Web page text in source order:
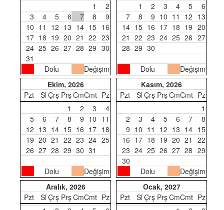
1
2
3
4 5 6 7 8
9
10 11 12 13 14 15 16
17 18 19 20 21 22 23
24 25 26 27 28 29 30
31
Dolu
Değişim
1
2 3 4 5
6
7
8 9 10 11 12 13
14 15 16 17 18 19 20
21 22 23 24 25 26 27
28 29 30
Dolu
Değişim
Ekim, 2026
Pzt
Sl Çrş PrşCmCmt Pz
1
2 3
4
5
6 7 8 9 10 11
12 13 14 15 16 17 18
19 20 21 22 23 24 25
26 27 28 29 30 31
Dolu Değişim
Kasım, 2026
Pzt
Sl Çrş PrşCmCmt Pz
1
2
3 4 5 6 7
8
9 10 11 12 13 14 15
16 17 18 19 20 21
22
23 24 25 26 27 28 29
30
Dolu
Değişim
Aralık, 2026
Pzt
Sl Çrş PrşCmCmt Pz
Ocak, 2027
Pzt
Sl Çrş PrşCmCmt Pz